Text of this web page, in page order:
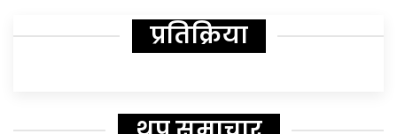
प्रतिक्रिया